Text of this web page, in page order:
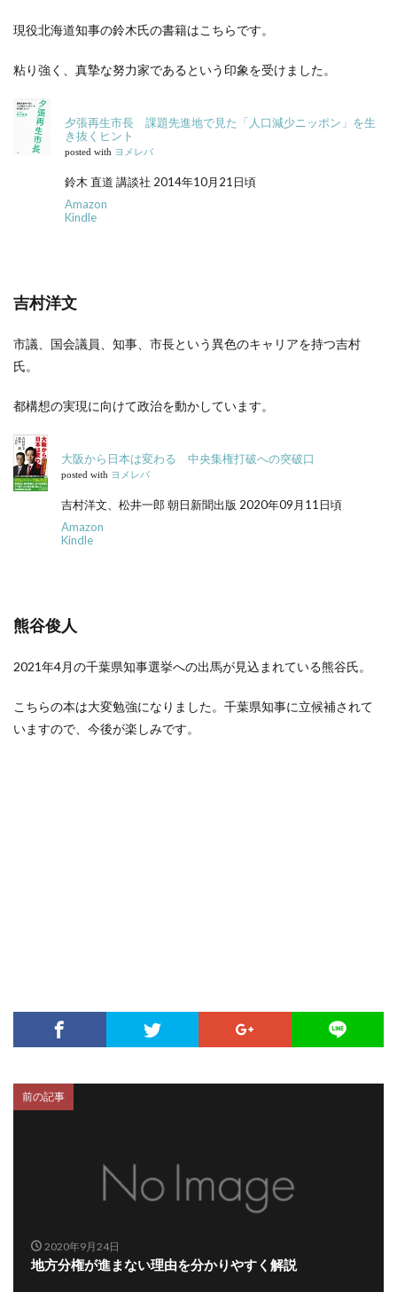
現役北海道知事の鈴木氏の書籍はこちらです。
粘り強く、真摯な努力家であるという印象を受けました。
夕張再生市長 課題先進地で見た「人口減少ニッポン」を生
き抜くヒント
posted with ヨメレバ
鈴木 直道 講談社 2014年10月21日頃
Amazon
Kindle
吉村洋文
市議、国会議員、知事、市長という異色のキャリアを持つ吉村
氏。
都構想の実現に向けて政治を動かしています。
大阪から日本は変わる 中央集権打破への突破口
posted with ヨメレバ
吉村洋文、松井一郎 朝日新聞出版 2020年09月11日頃
Amazon
Kindle
熊谷俊人
2021年4月の千葉県知事選挙への出馬が見込まれている熊谷氏。
こちらの本は大変勉強になりました。千葉県知事に立候補されて
いますので、今後が楽しみです。
前の記事
2020年9月24日
地方分権が進まない理由を分かりやすく解説